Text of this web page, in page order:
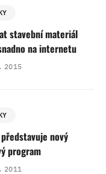
stavební materiál
na internetu
2015
nový
program
2011